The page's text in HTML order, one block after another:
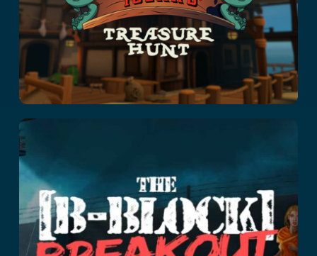
The B-Block
Breakout